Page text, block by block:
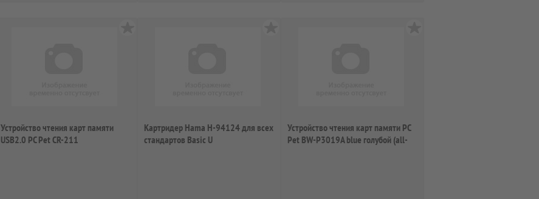
Устройство чтения карт памяти
USB2.0 PC Pet CR-211
Картридер Hama H-94124 для всех
стандартов Basic U
Устройство чтения карт памяти PC
Pet BW-P3019A blue голубой (all-